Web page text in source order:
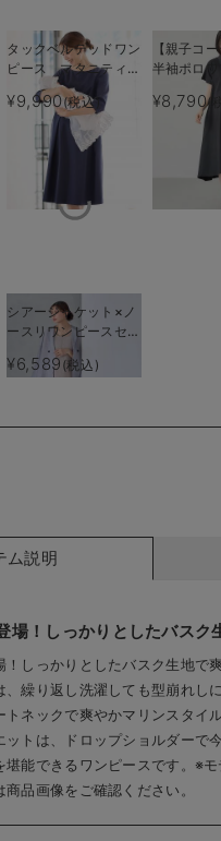
タックベルテッドワン
ピース マタニティ・
授乳服【出産後も長く
使える】
¥9,990(税込)
【親子コ
半袖ポロ
（ひざ下
ポロロン
準備 ギ
ティ・授乳
¥8,790(
シアージャケット×ノ
ースリワンピースセッ
ト マタニティ・産後
【産後も長く着れる】
¥6,589 (税込)
ム説明
場！しっかりとしたバスク
！しっかりとしたバスク生地で
、繰り返し洗濯しても型崩れし
トネックで爽やかマリンスタイ
ットは、ドロップショルダーで
堪能できるワンピースです。※
品画像をご確認ください。